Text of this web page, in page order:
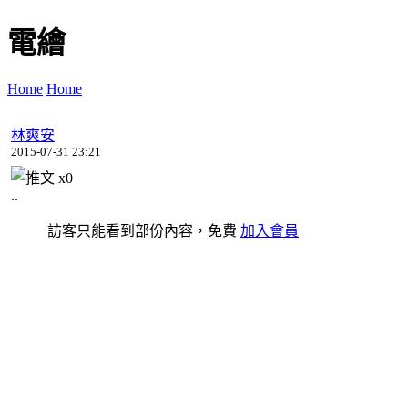
電繪
Home Home
林爽安
2015-07-31 23:21
x0
..
訪客只能看到部份內容，免費 加入會員